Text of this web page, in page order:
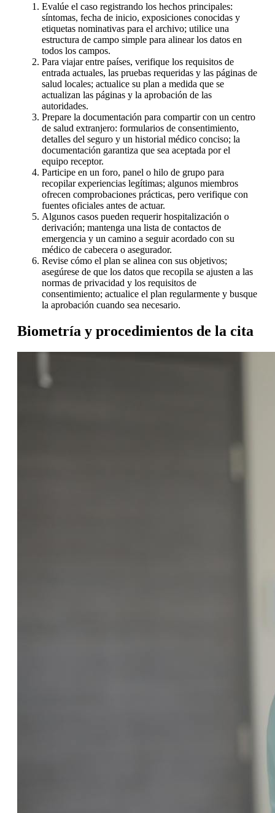
Evalúe el caso registrando los hechos principales:
síntomas, fecha de inicio, exposiciones conocidas y
etiquetas nominativas para el archivo; utilice una
estructura de campo simple para alinear los datos en
todos los campos.
Para viajar entre países, verifique los requisitos de
entrada actuales, las pruebas requeridas y las páginas de
salud locales; actualice su plan a medida que se
actualizan las páginas y la aprobación de las
autoridades.
Prepare la documentación para compartir con un centro
de salud extranjero: formularios de consentimiento,
detalles del seguro y un historial médico conciso; la
documentación garantiza que sea aceptada por el
equipo receptor.
Participe en un foro, panel o hilo de grupo para
recopilar experiencias legítimas; algunos miembros
ofrecen comprobaciones prácticas, pero verifique con
fuentes oficiales antes de actuar.
Algunos casos pueden requerir hospitalización o
derivación; mantenga una lista de contactos de
emergencia y un camino a seguir acordado con su
médico de cabecera o asegurador.
Revise cómo el plan se alinea con sus objetivos;
asegúrese de que los datos que recopila se ajusten a las
normas de privacidad y los requisitos de
consentimiento; actualice el plan regularmente y busque
la aprobación cuando sea necesario.
Biometría y procedimientos de la cita